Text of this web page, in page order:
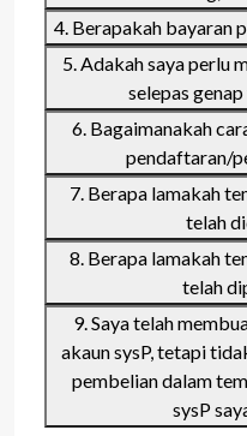
4. Berapakah bayaran
5. Adakah saya perlu
selepas
6. Bagaimanakah
pendaftaran/
7. Berapa lamakah
telah
8. Berapa lamakah
telah
9. Saya telah
akaun sysP, tetapi
pembelian dalam
sysP